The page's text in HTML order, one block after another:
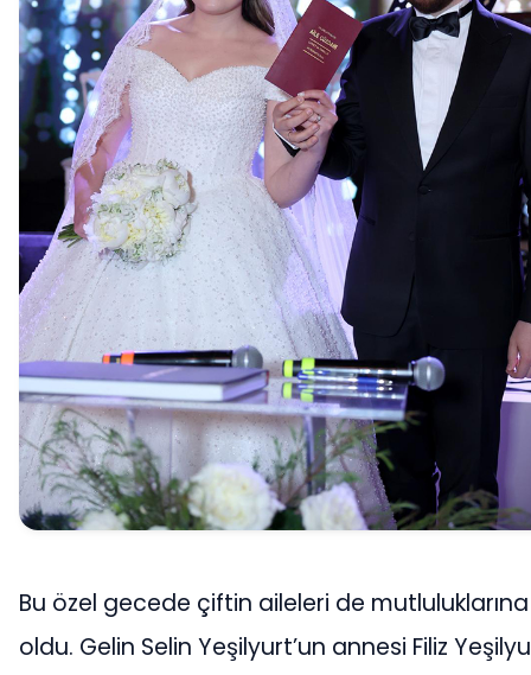
Bu özel gecede çiftin aileleri de
oldu. Gelin Selin Yeşilyurt’un annesi Filiz